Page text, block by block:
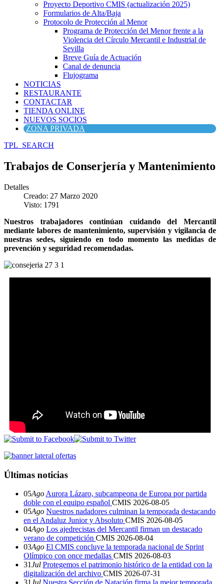
Proyecto Deportivo CMIS (actualización 2025)
Formularios de Alta/Baja
Protocolo de Protección al Menor
Programa de Protección del Menor frente a la
Violencia del Círculo Mercantil e Industrial de
Sevilla
Breve Guía de Actuación
Canal de denuncia
Flujograma
NOTICIAS
RESTAURANTE
CONTACTAR
TIENDA ONLINE
NUEVOS SOCIOS
ZONA PRIVADA
TPL_SEARCH
Trabajos de Conserjería y Mantenimiento
Detalles
Creado: 27 Marzo 2020
Visto: 1791
Nuestros trabajadores continúan cuidando del Mercantil
mediante labores de mantenimiento, supervisión y vigilancia de
nuestras sedes, siguiendo en todo momento las medidas de
prevención y seguridad recomendadas.
Últimas noticias
05Ago Aurora Lázaro, subcampeona de Europa por partida
doble con el equipo español CMIS 2026-08-05
05Ago Nuestros nadadores culminan la temporada destacando
en el Andaluz Junior y Absoluto CMIS 2026-08-05
04Ago Los ajedrecistas del Mercantil firman un destacado
verano de competición CMIS 2026-08-04
03Ago El CMIS concluye la temporada nacional de Sprint
Olímpico con once medallas CMIS 2026-08-03
31Jul Protegemos el patrimonio histórico de la entidad con la
digitalización del archivo CMIS 2026-07-31